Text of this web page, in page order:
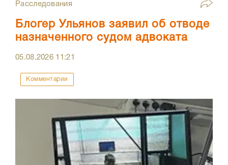
Расследования
Блогер Ульянов заявил об отводе
назначенного судом адвоката
05.08.2026 11:21
Комментарии